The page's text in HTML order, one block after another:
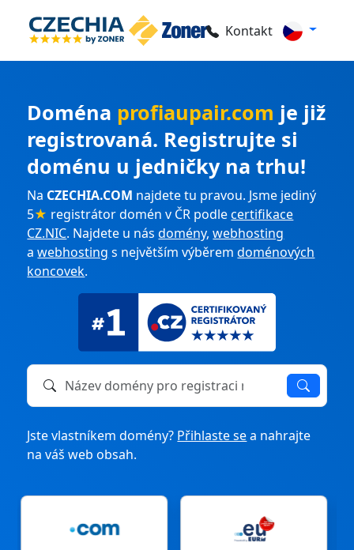
Kontakt
Doména profiaupair.com je již
registrovaná. Registrujte si
doménu u jedničky na trhu!
Na CZECHIA.COM najdete tu pravou. Jsme jediný
5★ registrátor domén v ČR podlecertifikace
CZ.NIC. Najdete u násdomény,webhosting
awebhosting s největším výběremdoménových
koncovek.
Název domény k registraci nebo převodu
Jste vlastníkem domény? Přihlaste sea nahrajte
na váš web obsah.